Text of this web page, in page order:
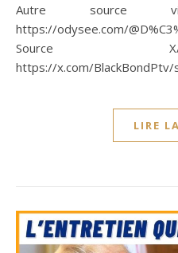
Autre source
https://odysee.com/
Source
https://x.com/
LIRE